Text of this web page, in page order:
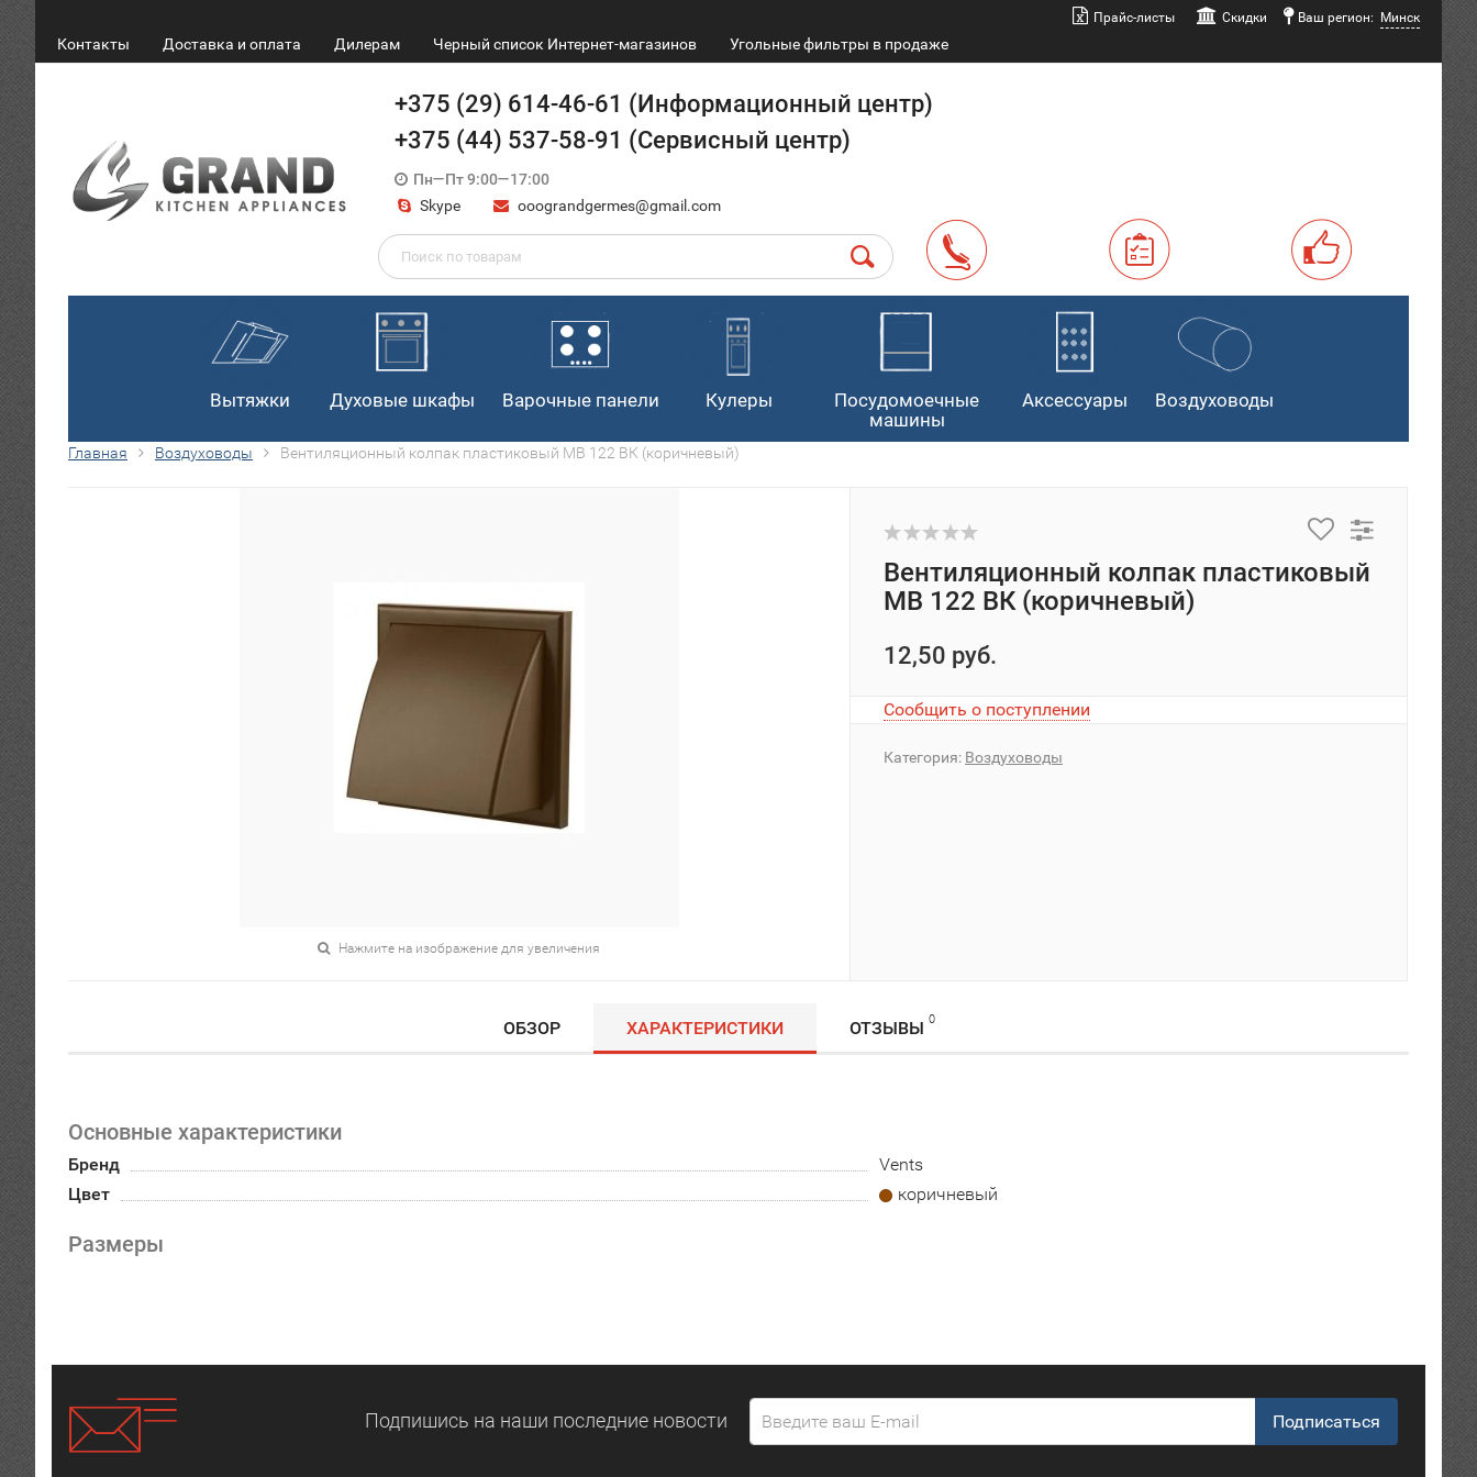
Прайс-листы Скидки Ваш регион: Минск
Контакты Доставка и оплата Дилерам Черный список Интернет-магазинов Угольные фильтры в продаже
+375 (29) 614-46-61 (Информационный центр)
+375 (44) 537-58-91 (Сервисный центр)
Пн—Пт 9:00—17:00
Skype
ooograndgermes@gmail.com
Вытяжки Духовые шкафы Варочные панели Кулеры
Посудомоечные
машины
Аксессуары Воздуховоды
Главная Воздуховоды Вентиляционный колпак пластиковый МВ 122 ВК (коричневый)
Нажмите на изображение для увеличения
Вентиляционный колпак пластиковый
МВ 122 ВК (коричневый)
12,50 руб.
Сообщить о поступлении
Категория: Воздуховоды
ОБЗОР ХАРАКТЕРИСТИКИ ОТЗЫВЫ 0
Основные характеристики
Бренд
Vents
Цвет
коричневый
Размеры
Подпишись на наши последние новости Подписаться